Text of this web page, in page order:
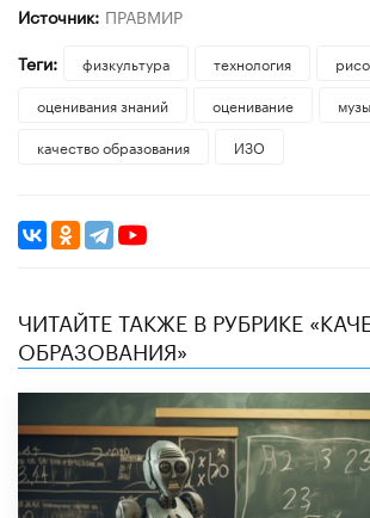
Источник: ПРАВМИР
Теги:
физкультура технология
оценивания знаний
оценивание
качество образования
ИЗО
ЧИТАЙТЕ ТАКЖЕ В РУБРИКЕ
ОБРАЗОВАНИЯ»